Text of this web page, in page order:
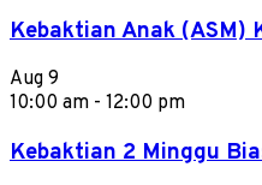
Kebaktian Anak (ASM)
Aug 9
10:00 am - 12:00 pm
Kebaktian 2 Minggu